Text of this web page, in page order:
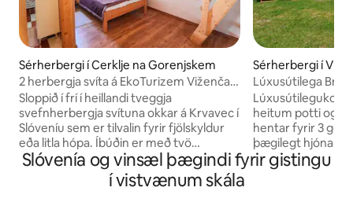
Sérherbergi í Cerklje na Gorenjskem
2 herbergja svíta á EkoTurizem Viženčar
á Krvavec
Sloppið í frí í heillandi tveggja
svefnherbergja svítuna okkar á Krvavec í
Slóveníu sem er tilvalin fyrir fjölskyldur
eða litla hópa. Íbúðin er með tvö
einkasvefnherbergi, nútímalegt
baðherbergi með sturtu og hárþurrku
og notalegt parketgólf og hún tryggir
Sérherbergi í
Lúxusútilega
með heitum potti
Lúxusútilegukofi
heitum potti og
hentar fyrir 3 gesti. Chalet er
þægilegt
Auk þess er
lúxusskála sem
Slóvenía og vinsæl þægindi fyrir gistingu
í vistvænum skála